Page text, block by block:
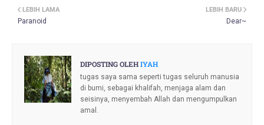
LEBIH BARU
Dear~
LEBIH LAMA
Paranoid
DIPOSTING OLEHIYAH
tugas saya sama seperti tugas seluruh manusia
di bumi, sebagai khalifah, menjaga alam dan
seisinya, menyembah Allah dan mengumpulkan
amal.